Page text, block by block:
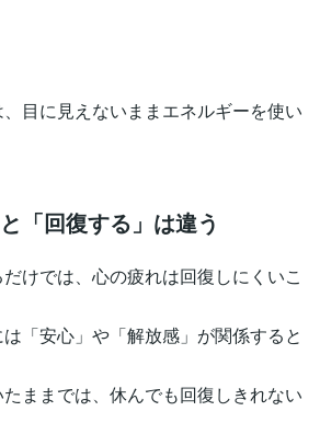
目に見えないままエネルギーを使い
「回復する」は違う
けでは、心の疲れは回復しにくいこ
「安心」や「解放感」が関係すると
ままでは、休んでも回復しきれない